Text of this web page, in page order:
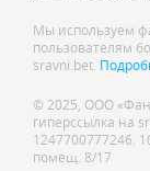
Мы используем
пользователям
sravni.bet.
© 2025, ООО
гиперссылка на
1247700777246.
помещ. 8/17